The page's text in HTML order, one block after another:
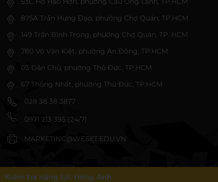
875A Trần Hưng Đạo, phường Chợ Quán, TP.HCM
149 Trần Bình Trọng, phường Chợ Quán, TP. HCM
780 Võ Văn Kiệt, phường An Đông, TP.HCM
03 Dân Chủ, phường Thủ Đức, TP.HCM
67 Thống Nhất, phường Thủ Đức, TP.HCM
028 38 38 3877
0971 213 395 (24/7)
MARKETING@WESET.EDU.VN
Kiểm tra năng lực tiếng Anh